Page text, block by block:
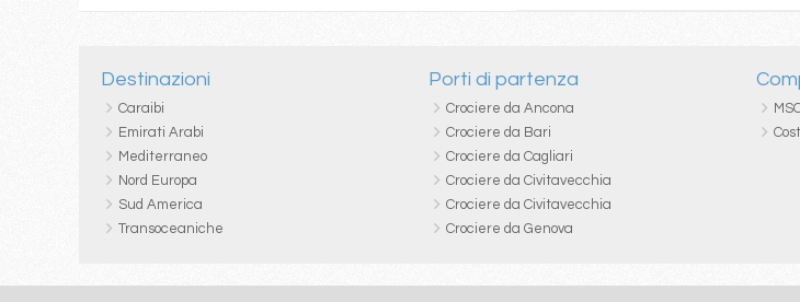
Destinazioni
Caraibi
Emirati Arabi
Mediterraneo
Nord Europa
Sud America
Transoceaniche
Porti di partenza
Crociere da Ancona
Crociere da Bari
Crociere da Cagliari
Crociere da Civitavecchia
Crociere da Civitavecchia
Crociere da Genova